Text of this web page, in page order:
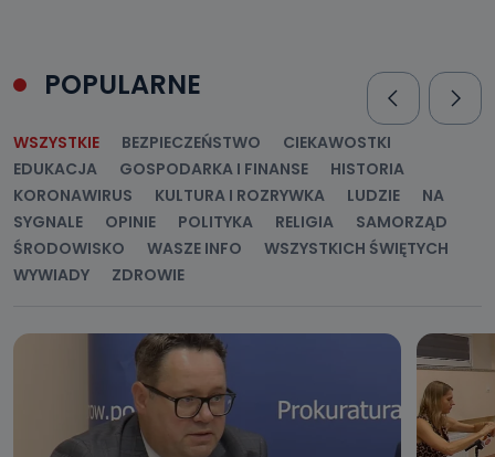
POPULARNE
WSZYSTKIE BEZPIECZEŃSTWO
CIEKAWOSTKI
EDUKACJA
GOSPODARKA I FINANSE
HISTORIA
KORONAWIRUS
KULTURA I ROZRYWKA LUDZIE
NA
SYGNALE
OPINIE POLITYKA RELIGIA
SAMORZĄD
ŚRODOWISKO
WASZE INFO
WSZYSTKICH ŚWIĘTYCH
WYWIADY
ZDROWIE